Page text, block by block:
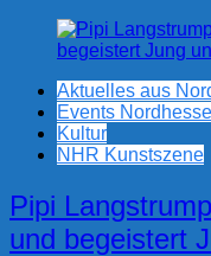
Aktuelles aus
Events
Kultur
NHR Kunstszene
Pipi
und begeistert